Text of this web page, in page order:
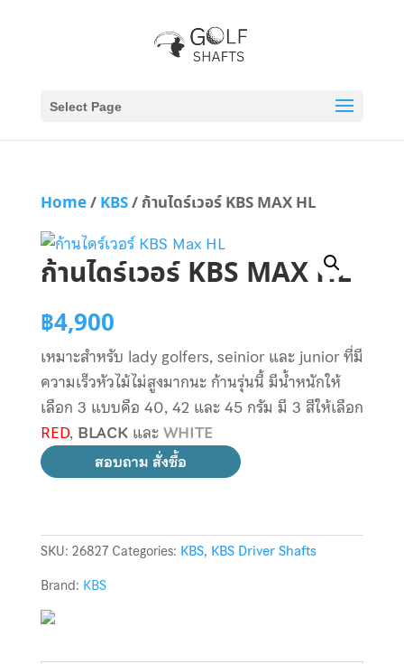
Select Page
Home/KBS/ ก้านไดร์เวอร์ KBS MAX HL
ก้านไดร์เวอร์ KBS MAX HL
฿4,900
เหมาะสำหรับ lady golfers, seinior และ junior ที่มี
ความเร็วหัวไม้ไม่สูงมากนะ ก้านรุ่นนี้ มีน้ำหนักให้
เลือก 3 แบบคือ 40, 42 และ 45 กรัม มี 3 สีให้เลือก
RED, BLACKและWHITE
สอบถาม สั่งซื้อ
SKU: 26827 Categories: KBS, KBS Driver Shafts
Brand: KBS